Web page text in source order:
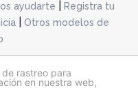
rastreo para
en nuestra web,
ayudarte
Registra tu
|
Otros modelos de